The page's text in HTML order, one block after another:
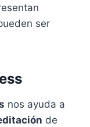
ser
nos ayuda a
de